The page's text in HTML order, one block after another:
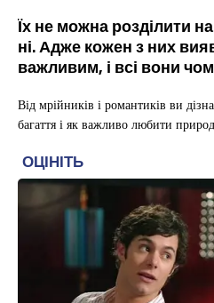
Їх не можна розділити
ні. Адже кожен з них
важливим, і всі вони
Від мрійників і романтиків ви
багаття і як важливо любити